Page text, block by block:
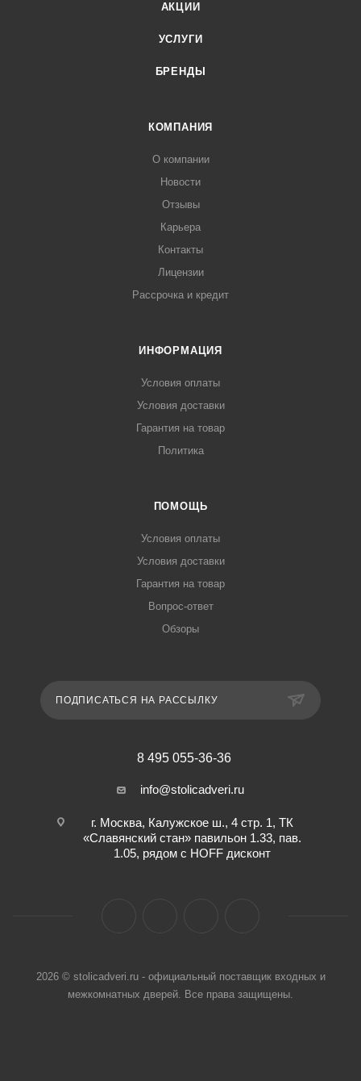
АКЦИИ
УСЛУГИ
БРЕНДЫ
КОМПАНИЯ
О компании
Новости
Отзывы
Карьера
Контакты
Лицензии
Рассрочка и кредит
ИНФОРМАЦИЯ
Условия оплаты
Условия доставки
Гарантия на товар
Политика
ПОМОЩЬ
Условия оплаты
Условия доставки
Гарантия на товар
Вопрос-ответ
Обзоры
ПОДПИСАТЬСЯ НА РАССЫЛКУ
8 495 055-36-36
info@stolicadveri.ru
г. Москва, Калужское ш., 4 стр. 1, ТК
«Славянский стан» павильон 1.33, пав.
1.05, рядом с HOFF дисконт
2026 © stolicadveri.ru - официальный поставщик входных и
межкомнатных дверей. Все права защищены.